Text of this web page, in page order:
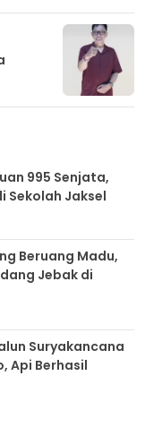
995 Senjata,
Sekolah Jaksel
Beruang Madu,
Jebak di
Suryakancana
Api Berhasil